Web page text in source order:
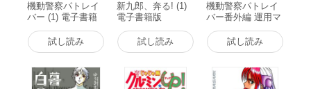
機動警察パトレイ
バー (1) 電子書籍
試し読み
新九郎、奔る! (1)
電子書籍版
試し読み
機動警察パトレイ
バー番外編 運用マ
ニュアル12章 電子
書籍版試し読み